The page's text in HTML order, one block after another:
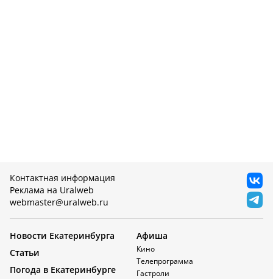
Контактная информация
Реклама на Uralweb
webmaster@uralweb.ru
Новости Екатеринбурга
Статьи
Погода в Екатеринбурге
Афиша
Кино
Телепрограмма
Гастроли